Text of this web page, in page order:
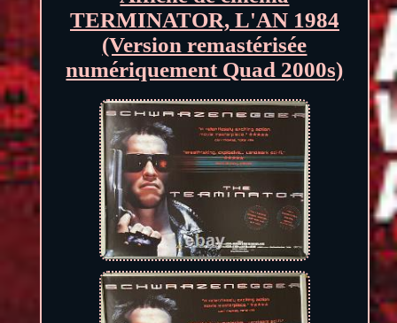
TERMINATOR, L'AN 1984
(Version remastérisée
numériquement Quad 2000s)